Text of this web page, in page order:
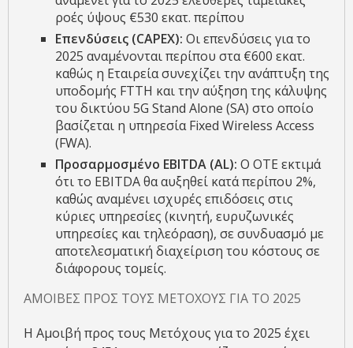
ροές ύψους €530 εκατ. περίπου
Επενδύσεις (CAPEX): Οι επενδύσεις για το
2025 αναμένονται περίπου στα €600 εκατ.
καθώς η Εταιρεία συνεχίζει την ανάπτυξη της
υποδομής FTTH και την αύξηση της κάλυψης
του δικτύου 5G Stand Alone (SA) στο οποίο
βασίζεται η υπηρεσία Fixed Wireless Access
(FWA).
Προσαρμοσμένο EBITDA (AL): O OTE εκτιμά
ότι το EBITDA θα αυξηθεί κατά περίπου 2%,
καθώς αναμένει ισχυρές επιδόσεις στις
κύριες υπηρεσίες (κινητή, ευρυζωνικές
υπηρεσίες και τηλεόραση), σε συνδυασμό με
αποτελεσματική διαχείριση του κόστους σε
διάφορους τομείς.
ΑΜΟΙΒΕΣ ΠΡΟΣ ΤΟΥΣ ΜΕΤΟΧΟΥΣ ΓΙΑ ΤΟ 2025
Η Αμοιβή προς τους Μετόχους για το 2025 έχει